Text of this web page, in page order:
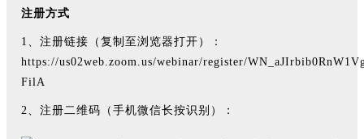
注册方式
1、注册链接（复制至浏览器打开）：
https://us02web.zoom.us/webinar/register/
FilA
2、注册二维码（手机微信长按识别）：